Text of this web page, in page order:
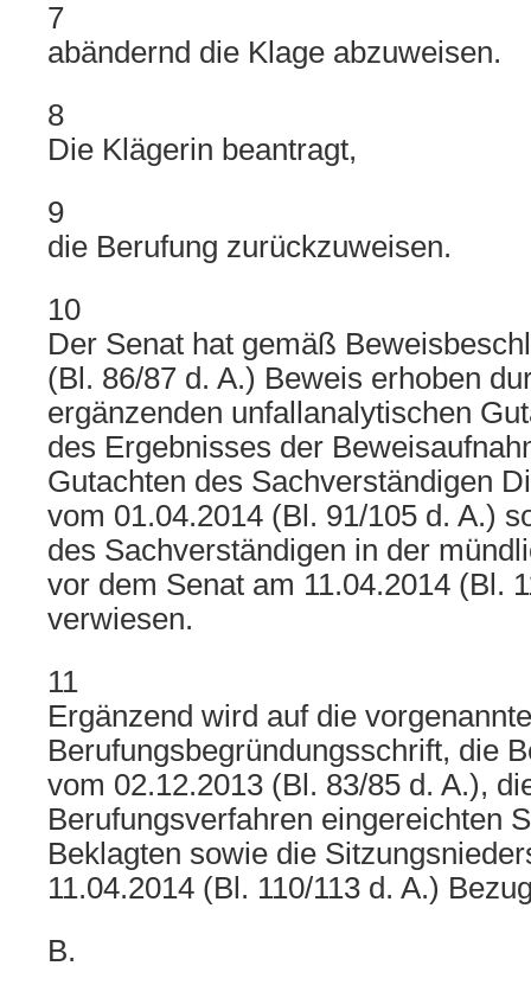
7
abändernd die Klage abzuweisen.
8
Die Klägerin beantragt,
9
die Berufung zurückzuweisen.
10
Der Senat hat gemäß
(Bl. 86/87 d. A.) Beweis erhoben
ergänzenden unfallanalytischen
des Ergebnisses der
Gutachten des Sachverständigen
vom 01.04.2014 (Bl. 91/105 d. A.)
des Sachverständigen in der
vor dem Senat am 11.04.2014 (Bl.
verwiesen.
11
Ergänzend wird auf die vorgenannte
Berufungsbegründungsschrift, die
vom 02.12.2013 (Bl. 83/85 d. A.),
Berufungsverfahren eingereichten
Beklagten sowie die
11.04.2014 (Bl. 110/113 d. A.)
B.